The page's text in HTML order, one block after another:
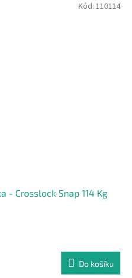
- Crosslock Snap 114 Kg
Do košíku
Kód: 110114